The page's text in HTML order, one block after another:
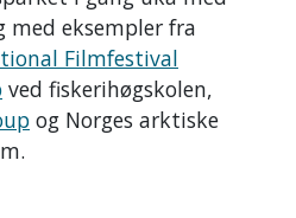
med eksempler fra
Filmfestival
ved fiskerihøgskolen,
og Norges arktiske